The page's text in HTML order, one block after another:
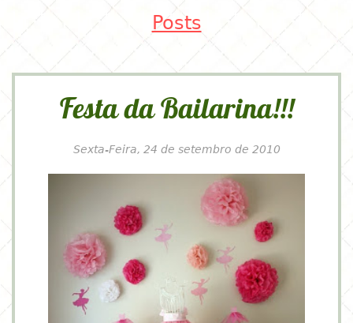
Posts
Festa da Bailarina!!!
Sexta-Feira, 24 de setembro de 2010